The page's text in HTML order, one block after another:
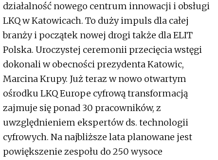
działalność nowego centrum innowacji i obsługi
LKQ w Katowicach. To duży impuls dla całej
branży i początek nowej drogi także dla ELIT
Polska. Uroczystej ceremonii przecięcia wstęgi
dokonali w obecności prezydenta Katowic,
Marcina Krupy. Już teraz w nowo otwartym
ośrodku LKQ Europe cyfrową transformacją
zajmuje się ponad 30 pracowników, z
uwzględnieniem ekspertów ds. technologii
cyfrowych. Na najbliższe lata planowane jest
powiększenie zespołu do 250 wysoce